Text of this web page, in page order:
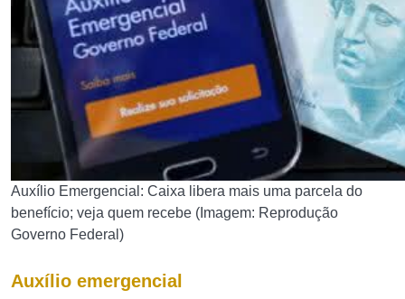
Auxílio Emergencial: Caixa libera mais uma parcela do
benefício; veja quem recebe (Imagem: Reprodução
Governo Federal)
Auxílio emergencial